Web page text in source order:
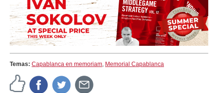
Temas: Capablanca en memoriam, Memorial Capablanca